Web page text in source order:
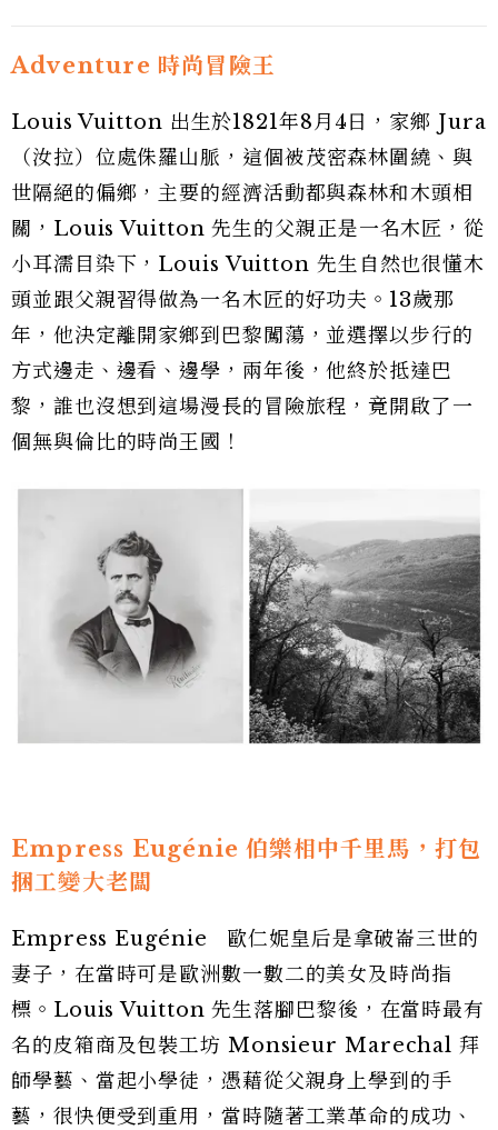
Adventure 時尚冒險王
Louis Vuitton 出生於1821年8月4日，家鄉 Jura
（汝拉）位處侏羅山脈 ，這個被茂密森林圍繞、與
世隔絕的偏鄉，主要的經濟活動都與森林和木頭相
關，Louis Vuitton 先生的父親正是一名木匠，從
小耳濡目染下，Louis Vuitton 先生自然也很懂木
頭並跟父親習得做為一名木匠的好功夫。13歲那
年，他決定離開家鄉到巴黎闖蕩，並選擇以步行的
方式邊走、邊看、邊學，兩年後，他終於抵達巴
黎，誰也沒想到這場漫長的冒險旅程，竟開啟了一
個無與倫比的時尚王國！
Empress Eugénie 伯樂相中千里馬，打包
捆工變大老闆
Empress Eugénie 歐仁妮皇后是拿破崙三世的
妻子，在當時可是歐洲數一數二的美女及時尚指
標。Louis Vuitton 先生落腳巴黎後，在當時最有
名的皮箱商及包裝工坊 Monsieur Marechal 拜
師學藝、當起小學徒，憑藉從父親身上學到的手
藝，很快便受到重用，當時隨著工業革命的成功、